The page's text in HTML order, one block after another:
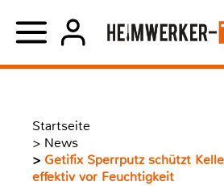
Startseite
> News
> Getifix Sperrputz schützt
effektiv vor Feuchtigkeit